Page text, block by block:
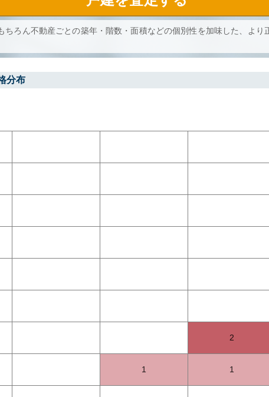
ちろん不動産ごとの築年・階数・面積などの個別性を加味した、より
分布
2
1 1